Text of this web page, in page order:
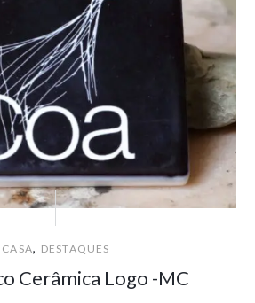
CASA, DESTAQUES
Cerâmica Logo -MC